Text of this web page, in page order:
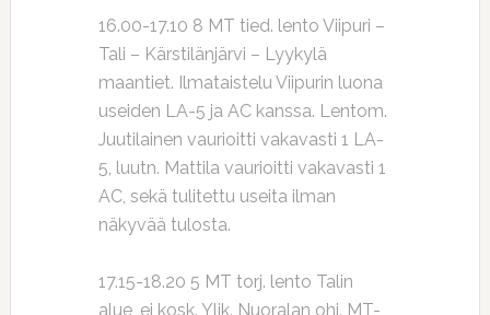
16.00-17.10 8 MT tied. lento Viipuri –
Tali – Kärstilänjärvi – Lyykylä
maantiet. Ilmataistelu Viipurin luona
useiden LA-5 ja AC kanssa. Lentom.
Juutilainen vaurioitti vakavasti 1 LA-
5, luutn. Mattila vaurioitti vakavasti 1
AC, sekä tulitettu useita ilman
näkyvää tulosta.
17.15-18.20 5 MT torj. lento Talin
alue, ei kosk. Ylik. Nuoralan ohj. MT-